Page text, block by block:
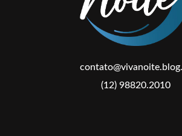
(12) 98820.2010